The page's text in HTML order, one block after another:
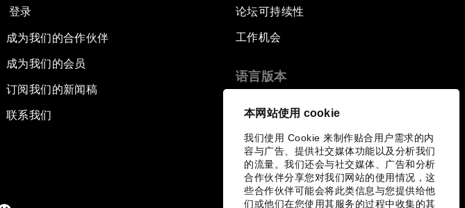
本网站使用 cookie
我们使用 Cookie 来制作贴合用户需求的内
容与广告、提供社交媒体功能以及分析我们
的流量。我们还会与社交媒体、广告和分析
合作伙伴分享您对我们网站的使用情况，这
些合作伙伴可能会将此类信息与您提供给他
们或他们在您使用其服务的过程中收集的其
登录
成为我们的合作伙伴
成为我们的会员
订阅我们的新闻稿
联系我们
论坛可持续性
工作机会
语言版本